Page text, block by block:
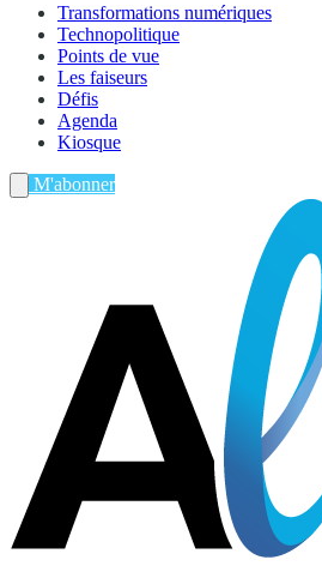
Transformations numériques
Technopolitique
Points de vue
Les faiseurs
Défis
Agenda
Kiosque
M'abonner